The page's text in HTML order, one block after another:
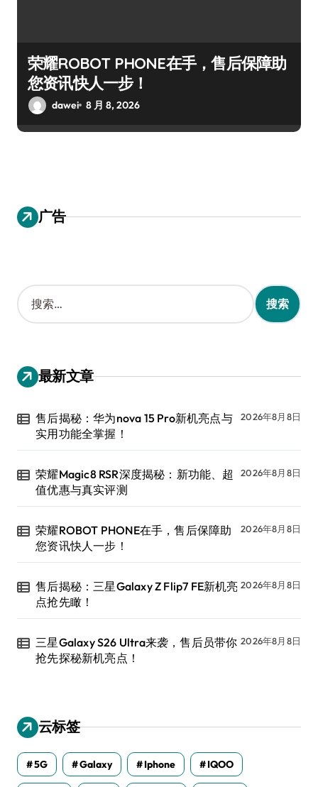
荣耀ROBOT PHONE在手，售后保障助
您资讯快人一步！
dawei 8 月 8, 2026
广告
搜
索
：
最新文章
售后揭秘：华为nova 15 Pro新机亮点与
实用功能全掌握！
2026年8月8日
荣耀Magic8 RSR深度揭秘：新功能、超
值优惠与真实评测
2026年8月8日
荣耀ROBOT PHONE在手，售后保障助
您资讯快人一步！
2026年8月8日
售后揭秘：三星Galaxy Z Flip7 FE新机亮
点抢先瞰！
2026年8月8日
三星Galaxy S26 Ultra来袭，售后员带你
抢先探秘新机亮点！
2026年8月8日
云标签
5G Galaxy Iphone IQOO